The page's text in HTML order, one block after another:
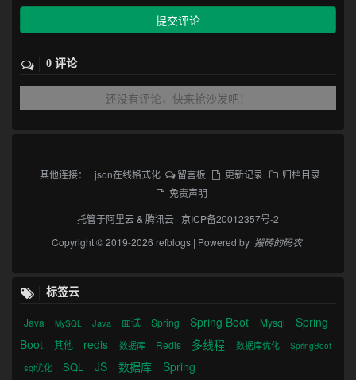
提交评论
0 评论
还没有评论，快来抢沙发吧！
其他连接： json在线格式化 留言板 更新记录
归档目录
免责声明
托管于阿里云& 腾讯云 ·京ICP备20012357号-2
Copyright © 2019-2026 refblogs | Powered by 搬砖的码农
标签云
Java MySQL Java 面试 Spring Spring Boot Mysql
Spring
Boot
其他 redis 数据库 Redis 多线程 数据库优化 SpringBoot
sql优化 SQL JS 数据库 Spring